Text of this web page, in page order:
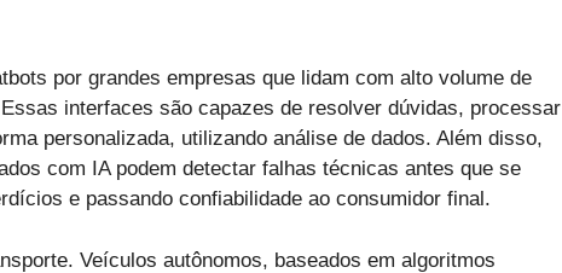
por grandes empresas que lidam com alto volume de
interfaces são capazes de resolver dúvidas, processar
personalizada, utilizando análise de dados. Além disso,
com IA podem detectar falhas técnicas antes que se
e passando confiabilidade ao consumidor final.
Veículos autônomos, baseados em algoritmos